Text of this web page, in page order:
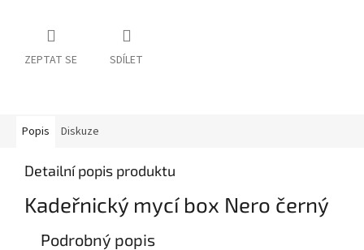
ZEPTAT SE SDÍLET
Popis Diskuze
Detailní popis produktu
Kadeřnický mycí box Nero černý
Podrobný popis